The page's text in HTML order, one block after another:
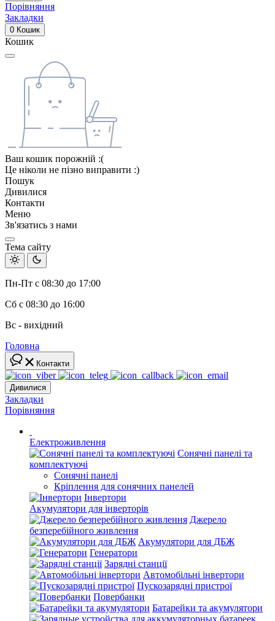
Порівняння
Закладки
0 Кошик
Кошик
Ваш кошик порожній :(
Це ніколи не пізно виправити :)
Пошук
Дивилися
Контакти
Меню
Зв'язатись з нами
Тема сайту
Пн-Пт с 08:30 до 17:00
Сб с 08:30 до 16:00
Вс - вихідний
Головна
Контакти
Дивилися
Закладки
Порівняння
Електроживлення
Сонячні панелі та
комплектуючі
Сонячні панелі
Кріплення для сонячних панелей
Інвертори
Акумулятори для інверторів
Джерело
безперебійного живлення
Акумулятори для ДБЖ
Генератори
Зарядні станції
Автомобільні інвертори
Пускозарядні пристрої
Повербанки
Батарейки та акумулятори